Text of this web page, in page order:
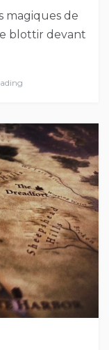
magiques de
blottir devant